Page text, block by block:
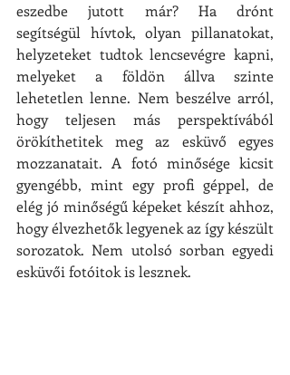
eszedbe jutott már? Ha drónt
segítségül hívtok, olyan pillanatokat,
helyzeteket tudtok lencsevégre kapni,
melyeket a földön állva szinte
lehetetlen lenne. Nem beszélve arról,
hogy teljesen más perspektívából
örökíthetitek meg az esküvő egyes
mozzanatait. A fotó minősége kicsit
gyengébb, mint egy profi géppel, de
elég jó minőségű képeket készít ahhoz,
hogy élvezhetők legyenek az így készült
sorozatok. Nem utolsó sorban egyedi
esküvői fotóitok is lesznek.